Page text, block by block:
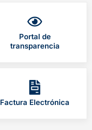
Portal de
transparencia
Factura Electrónica